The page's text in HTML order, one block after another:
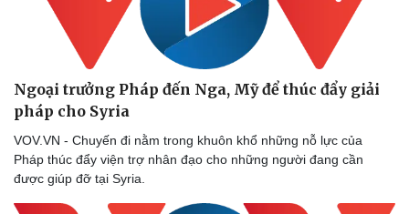
Ngoại trưởng Pháp đến Nga, Mỹ để thúc đẩy giải
pháp cho Syria
VOV.VN - Chuyến đi nằm trong khuôn khổ những nỗ lực của
Pháp thúc đẩy viện trợ nhân đạo cho những người đang cần
được giúp đỡ tại Syria.